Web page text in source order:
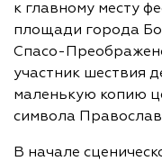
к главному месту
площади города
Спасо-
участник шествия
маленькую копию
символа
В начале